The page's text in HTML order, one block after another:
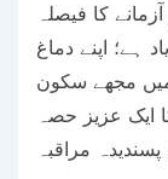
کا فیصلہ
ہے؛ اپنے دماغ
مجھے سکون
ایک عزیز حصہ